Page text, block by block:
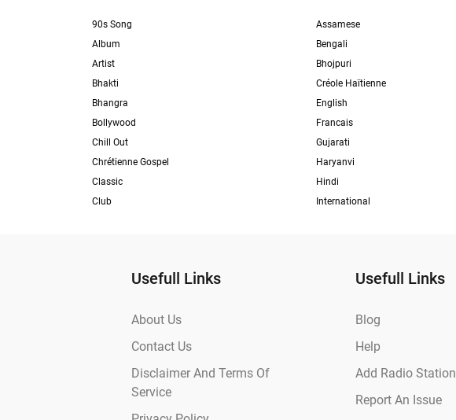
90s Song
Album
Artist
Bhakti
Bhangra
Bollywood
Chill Out
Chrétienne Gospel
Classic
Club
Assamese
Bengali
Bhojpuri
Créole Haïtienne
English
Francais
Gujarati
Haryanvi
Hindi
International
Usefull Links
About Us
Contact Us
Disclaimer And Terms Of
Service
Usefull Links
Blog
Help
Add Radio Station
Report An Issue